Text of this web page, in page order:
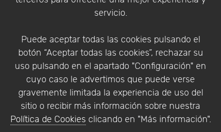
servicio.
Puede aceptar todas las cookies pulsando el
botón “Aceptar todas las cookies”, rechazar su
uso pulsando en el apartado "Configuración" en
cuyo caso le advertimos que puede verse
gravemente limitada la experiencia de uso del
sitio o recibir más información sobre nuestra
Política de Cookies clicando en "Más información".
Condiciones de compra
Identificarse
Empresa|Aviso Legal| Política de Privacidad |
Política de Cookies
© Copyright 1994 - 2026. Addlink Software
Científico, S.L.